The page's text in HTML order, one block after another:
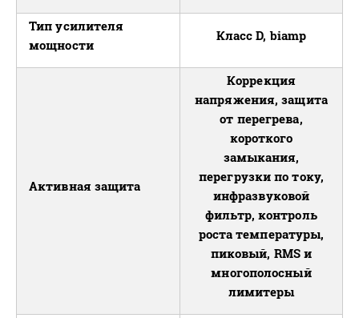
Тип усилителя
мощности
Класс D, biamp
Активная защита
Коррекция
напряжения, защита
от перегрева,
короткого
замыкания,
перегрузки по току,
инфразвуковой
фильтр, контроль
роста температуры,
пиковый, RMS и
многополосный
лимитеры